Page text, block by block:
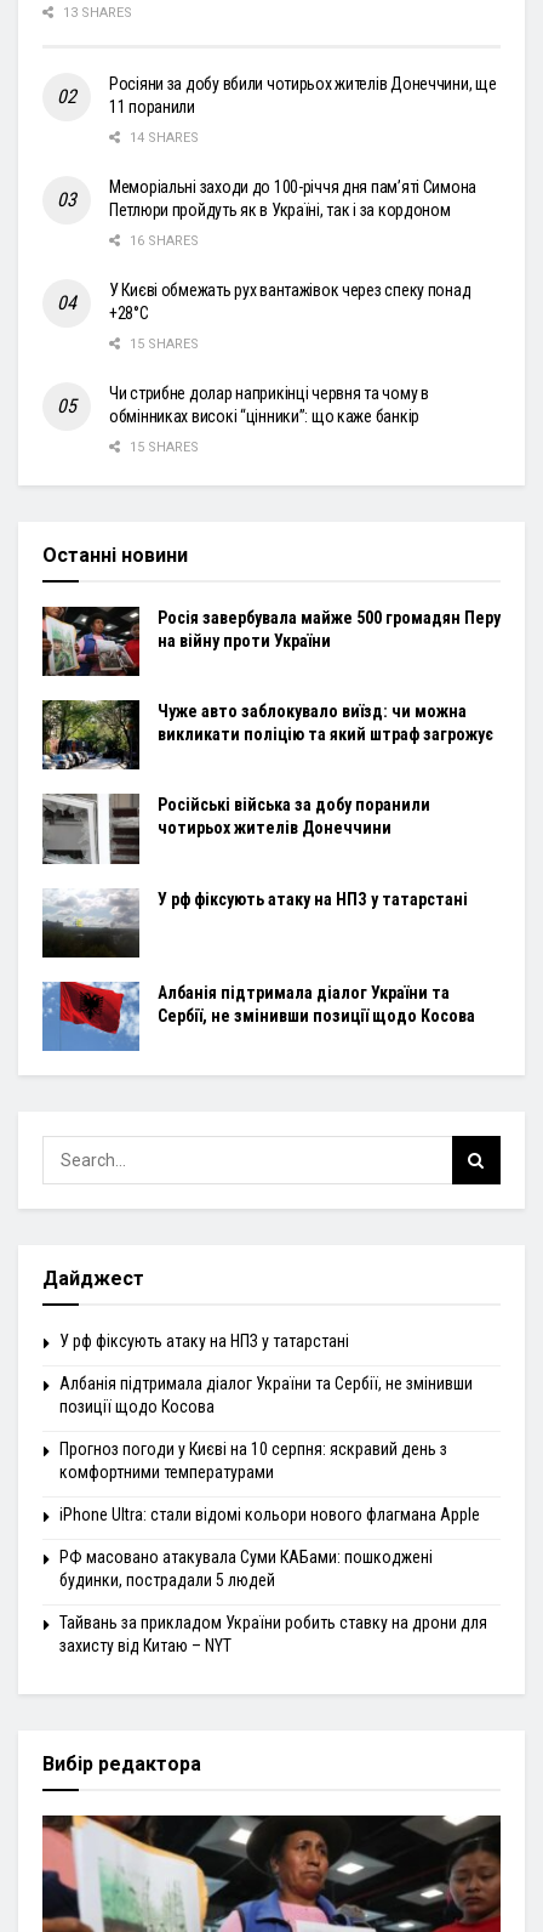
13 SHARES
Росіяни за добу вбили чотирьох жителів Донеччини, ще
11 поранили
14 SHARES
Меморіальні заходи до 100-річчя дня пам’яті Симона
Петлюри пройдуть як в Україні, так і за кордоном
16 SHARES
У Києві обмежать рух вантажівок через спеку понад
+28°С
15 SHARES
Чи стрибне долар наприкінці червня та чому в
обмінниках високі “цінники”: що каже банкір
15 SHARES
Останні новини
Росія завербувала майже 500 громадян Перу
на війну проти України
Чуже авто заблокувало виїзд: чи можна
викликати поліцію та який штраф загрожує
Російські війська за добу поранили
чотирьох жителів Донеччини
У рф фіксують атаку на НПЗ у татарстані
Албанія підтримала діалог України та
Сербії, не змінивши позиції щодо Косова
Дайджест
У рф фіксують атаку на НПЗ у татарстані
Албанія підтримала діалог України та Сербії, не змінивши
позиції щодо Косова
Прогноз погоди у Києві на 10 серпня: яскравий день з
комфортними температурами
iPhone Ultra: стали відомі кольори нового флагмана Apple
РФ масовано атакувала Суми КАБами: пошкоджені
будинки, пострадали 5 людей
Тайвань за прикладом України робить ставку на дрони для
захисту від Китаю – NYT
Вибір редактора